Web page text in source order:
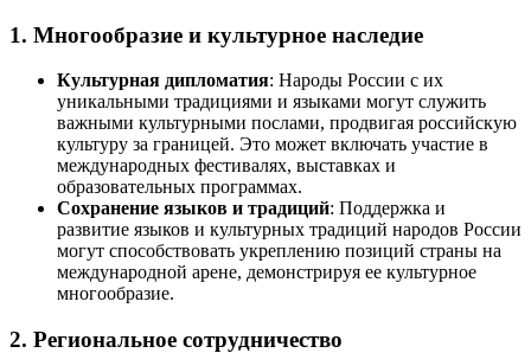
1. Многообразие и культурное наследие
Культурная дипломатия: Народы России с их
уникальными традициями и языками могут служить
важными культурными послами, продвигая российскую
культуру за границей. Это может включать участие в
международных фестивалях, выставках и
образовательных программах.
Сохранение языков и традиций: Поддержка и
развитие языков и культурных традиций народов России
могут способствовать укреплению позиций страны на
международной арене, демонстрируя ее культурное
многообразие.
2. Региональное сотрудничество